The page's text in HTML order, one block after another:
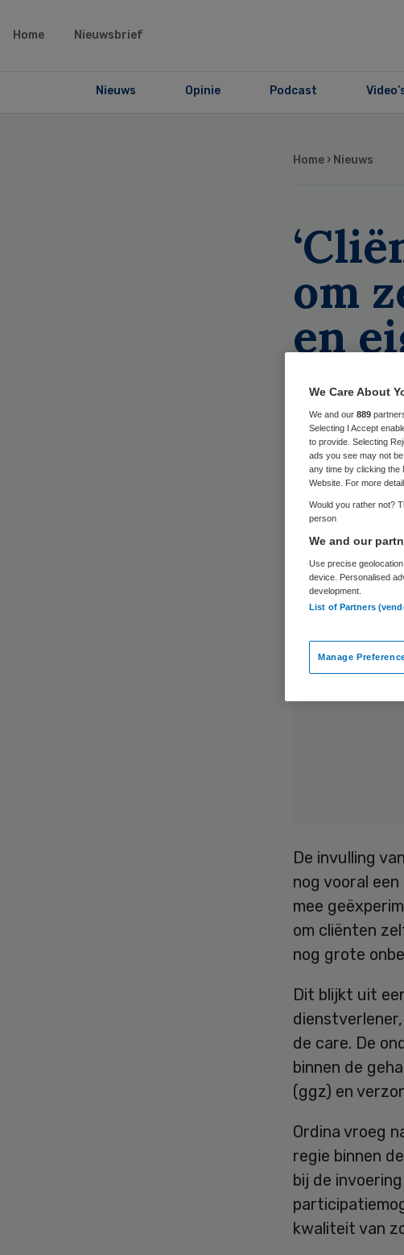
Home Nieuwsbrief
Nieuws Opinie Podcast
Home › Nieuws
om
en
De invulling
nog vooral
mee
om cliënten
nog grote
Dit blijkt uit
de care. De
binnen de
(ggz) en
Ordina vroeg
regie binnen
bij de
kwaliteit van
We Care About
We and our 889
Selecting I Accept
to provide. Selecting
ads you see may not
any time by clicking the
Website. For more
Would you rather not?
person
We and our
Use precise
device. Personalised
development.
List of Partners
Manage